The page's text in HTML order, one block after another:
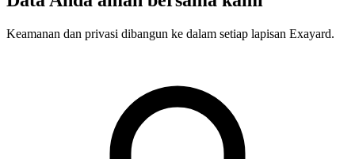
Keamanan dan privasi dibangun ke dalam setiap lapisan Exayard.